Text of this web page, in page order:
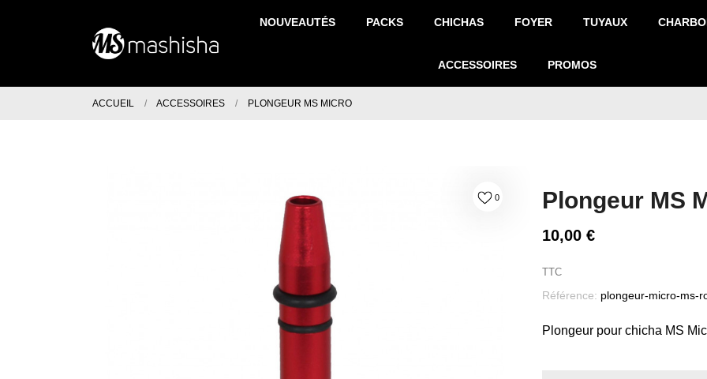
NOUVEAUTÉS PACKS CHICHAS FOYER TUYAUX
ACCESSOIRES PROMOS
ACCUEIL ACCESSOIRES PLONGEUR MS MICRO
0 Plongeur MS
10,00 €
TTC
Référence: plongeur-micro-ms-
Plongeur pour chicha MS